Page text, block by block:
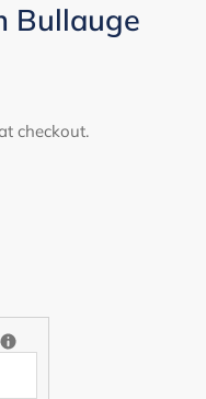
Bullauge
checkout.